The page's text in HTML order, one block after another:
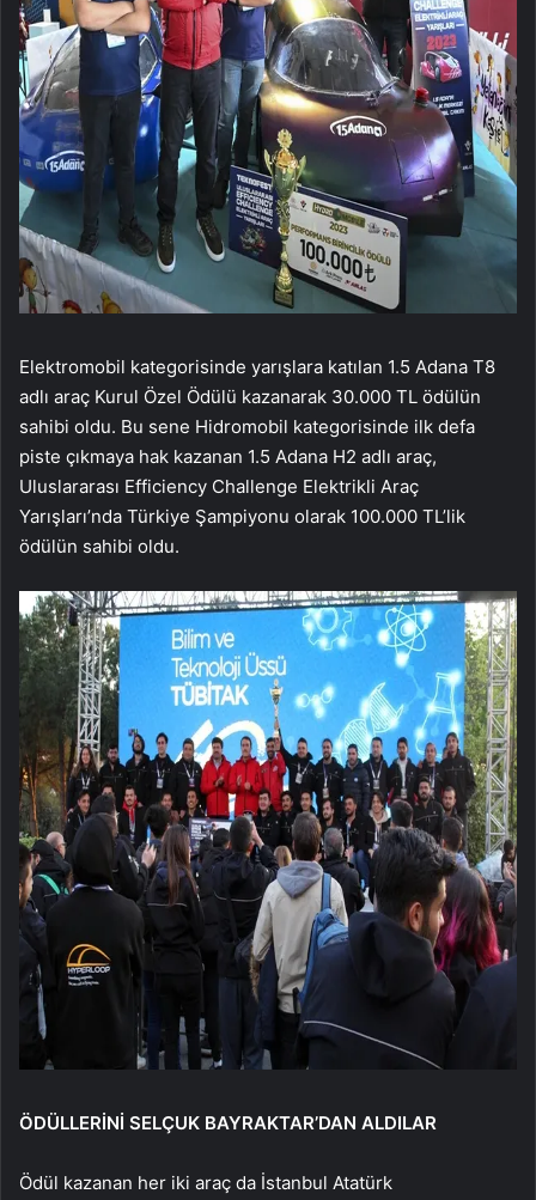
Elektromobil kategorisinde yarışlara katılan 1.5 Adana T8
adlı araç Kurul Özel Ödülü kazanarak 30.000 TL ödülün
sahibi oldu. Bu sene Hidromobil kategorisinde ilk defa
piste çıkmaya hak kazanan 1.5 Adana H2 adlı araç,
Uluslararası Efficiency Challenge Elektrikli Araç
Yarışları’nda Türkiye Şampiyonu olarak 100.000 TL’lik
ödülün sahibi oldu.
ÖDÜLLERİNİ SELÇUK BAYRAKTAR’DAN ALDILAR
Ödül kazanan her iki araç da İstanbul Atatürk